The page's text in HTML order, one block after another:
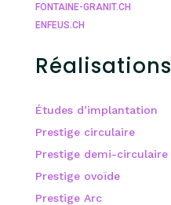
FONTAINE-GRANIT.CH
ENFEUS.CH
Réalisations
Études d’implantation
Prestige circulaire
Prestige demi-circulaire
Prestige ovoïde
Prestige Arc